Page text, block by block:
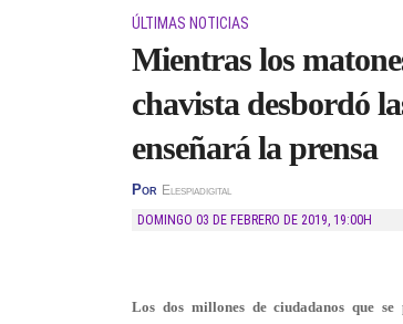
ÚLTIMAS NOTICIAS
Mientras los
chavista desbordó
enseñará la prensa
Por Elespiadigital
DOMINGO 03 DE FEBRERO DE 2019, 19:00H
Los dos millones de ciudadanos que